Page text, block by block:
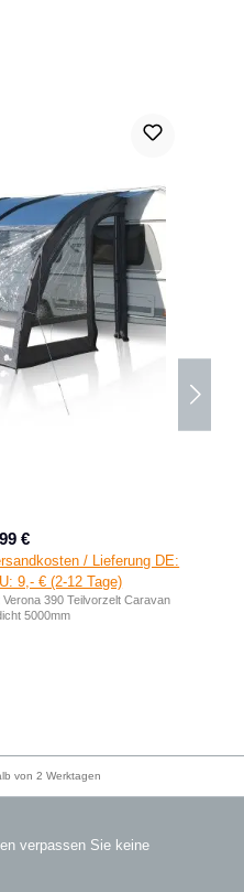
Verkaufspreis:
€
/ Lieferung DE:
9,- € (2-12 Tage)
390 Teilvorzelt Caravan
5000mm
von 2 Werktagen
verpassen Sie keine